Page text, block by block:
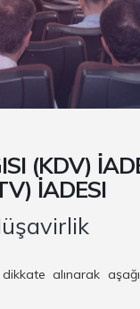
(KDV)
İADESI
alınarak